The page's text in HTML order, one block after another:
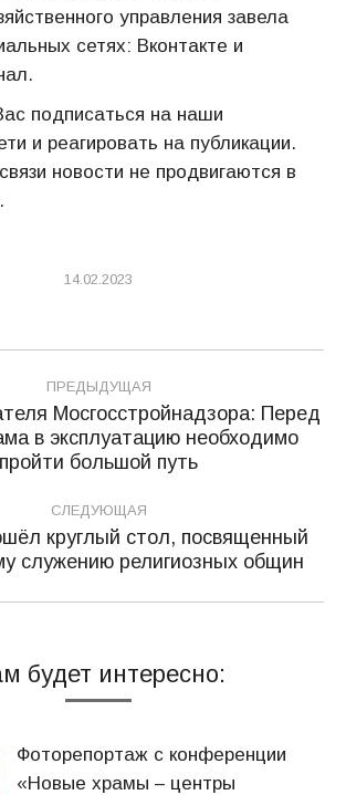
управления завела
сетях: Вконтакте и
подписаться на наши
и реагировать на публикации.
новости не продвигаются в
14.02.2023
ПРЕДЫДУЩАЯ
Предыдущая
запись:
Мосгосстройнадзора: Перед
в эксплуатацию необходимо
пройти большой путь
СЛЕДУЮЩАЯ
Следующая
запись:
круглый стол, посвященный
служению религиозных общин
будет интересно:
Фоторепортаж с конференции
«Новые храмы – центры